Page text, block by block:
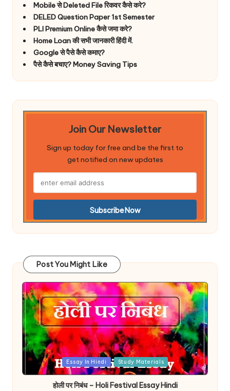
Mobile से Deleted File रिकवर कैसे करे?
DELED Question Paper 1st Semester
PLI Premium Online कैसे जमा करे?
Home Loan की सभी जानकारी हिंदी में.
Google से पैसे कैसे कमाए?
पैसे कैसे बचाए? Money Saving Tips
Join Our Newsletter
Sign up today for free and be the first to
get notified on new updates
Post You Might Like
Posted
Essay In Hindi Study Materials
होली पर निबंध – Holi Festival Essay Hindi